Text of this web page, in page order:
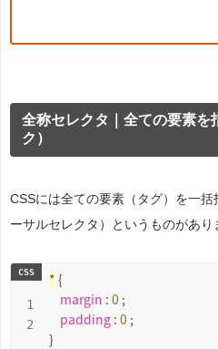
全称セレクタ｜全ての要素を
ク）
CSSには全ての要素（タグ）を一括
ーサルセレクタ）というものがあり
* {
margin : 0 ;
padding : 0 ;
}